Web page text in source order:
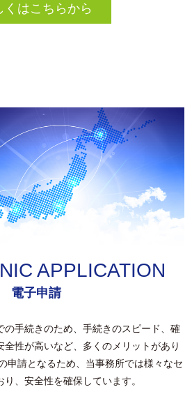
くはこちらから
APPLICATION
電子申請
の手続きのため、手続きのスピード、確
性が高いなど、多くのメリットがあり
申請となるため、当事務所では様々なセ
、安全性を確保しています。